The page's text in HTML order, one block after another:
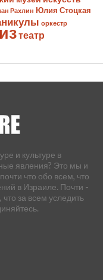
Рахлин Юлия Стоцкая
оркестр
театр
и культуре в
явления? Это мы и
что обо всем, что
в Израиле. Почти -
что за всем уследить